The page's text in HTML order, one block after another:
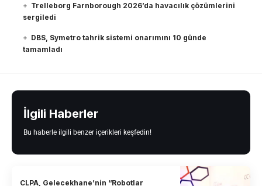
Trelleborg Farnborough 2026’da havacılık çözümlerini
sergiledi
DBS, Symetro tahrik sistemi onarımını 10 günde
tamamladı
İlgili Haberler
Bu haberle ilgili benzer içerikleri keşfedin!
CLPA, Gelecekhane’nin “Robotlar